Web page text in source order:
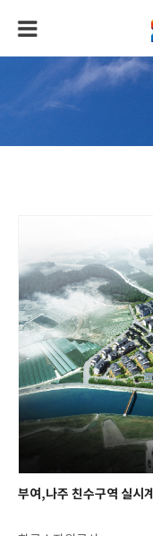
부여,나주 친수구역 실시